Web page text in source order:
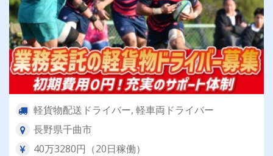
軽貨物配送ドライバー, 軽車両ドライバー
長野県千曲市
40万3280円（20日稼働）